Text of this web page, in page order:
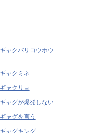
ギャクバリコウホウ
ギャクミネ
ギャクリョ
ギャグが爆発しない
ギャグを言う
ギャグキング